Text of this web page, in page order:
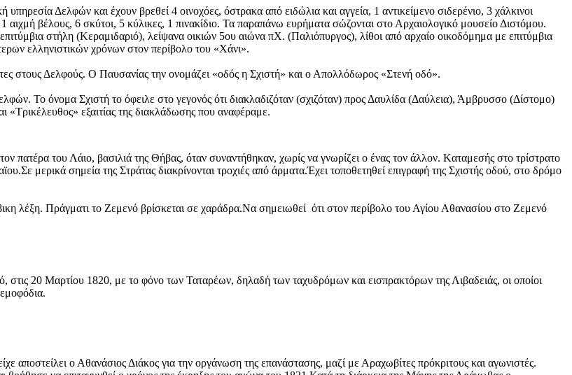
Δελφών και έχουν βρεθεί 4 οινοχόες, όστρακα από ειδώλια και αγγεία, 1 αντικείμενο σιδερένιο, 3 χάλκινοι
βέλους, 6 σκύτοι, 5 κύλικες, 1 πινακίδιο. Τα παραπάνω ευρήματα σώζονται στο Αρχαιολογικό μουσείο Διστόμου.
στήλη (Κεραμιδαριό), λείψανα οικιών 5ου αιώνα πΧ. (Παλιόπυργος), λίθοι από αρχαίο οικοδόμημα με επιτύμβια
ελληνιστικών χρόνων στον περίβολο του «Χάνι».
στους Δελφούς. Ο Παυσανίας την ονομάζει «οδός η Σχιστή» και ο Απολλόδωρος «Στενή οδό».
Το όνομα Σχιστή το όφειλε στο γεγονός ότι διακλαδιζόταν (σχιζόταν) προς Δαυλίδα (Δαύλεια), Άμβρυσσο (Δίστομο)
εξαιτίας της διακλάδωσης που αναφέραμε.
πατέρα του Λάιο, βασιλιά της Θήβας, όταν συναντήθηκαν, χωρίς να γνωρίζει ο ένας τον άλλον. Kαταμεσής στο τρίστρατο
μερικά σημεία της Στράτας διακρίνονται τροχιές από άρματα.Έχει τοποθετηθεί επιγραφή της Σχιστής οδού, στο δρόμο
λέξη. Πράγματι το Ζεμενό βρίσκεται σε χαράδρα.Nα σημειωθεί ότι στον περίβολο του Αγίου Αθανασίου στο Ζεμενό
20 Μαρτίου 1820, με το φόνο των Ταταρέων, δηλαδή των ταχυδρόμων και εισπρακτόρων της Λιβαδειάς, οι οποίοι
αποστείλει ο Αθανάσιος Διάκος για την οργάνωση της επανάστασης, μαζί με Αραχωβίτες πρόκριτους και αγωνιστές.